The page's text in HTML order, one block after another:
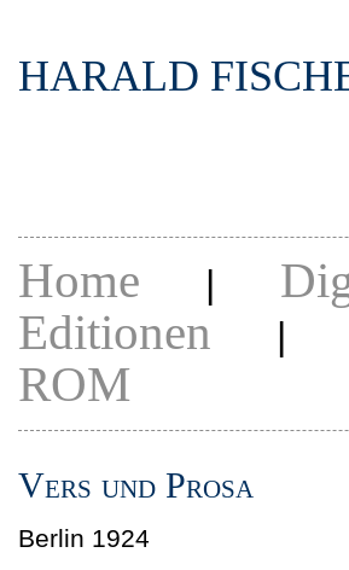
HARALD
Home |
Editionen |
ROM
Vers und Prosa
Berlin 1924